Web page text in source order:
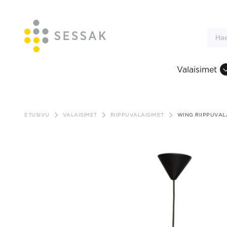
sisältöön
Valaisimet
ETUSIVU VALAISIMET RIIPPUVALAISIMET WING